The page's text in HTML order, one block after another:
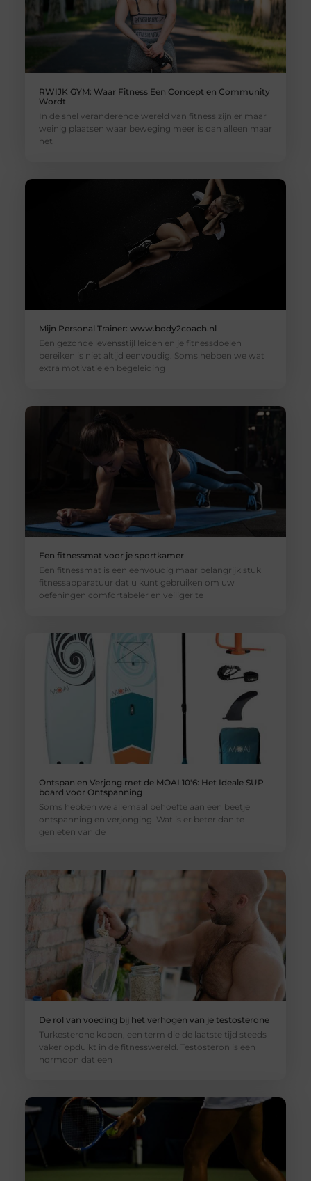
RWIJK GYM: Waar Fitness Een Concept en Community
Wordt
In de snel veranderende wereld van fitness zijn er maar
weinig plaatsen waar beweging meer is dan alleen maar
het
Mijn Personal Trainer: www.body2coach.nl
Een gezonde levensstijl leiden en je fitnessdoelen
bereiken is niet altijd eenvoudig. Soms hebben we wat
extra motivatie en begeleiding
Een fitnessmat voor je sportkamer
Een fitnessmat is een eenvoudig maar belangrijk stuk
fitnessapparatuur dat u kunt gebruiken om uw
oefeningen comfortabeler en veiliger te
Ontspan en Verjong met de MOAI 10'6: Het Ideale SUP
board voor Ontspanning
Soms hebben we allemaal behoefte aan een beetje
ontspanning en verjonging. Wat is er beter dan te
genieten van de
De rol van voeding bij het verhogen van je testosterone
Turkesterone kopen, een term die de laatste tijd steeds
vaker opduikt in de fitnesswereld. Testosteron is een
hormoon dat een